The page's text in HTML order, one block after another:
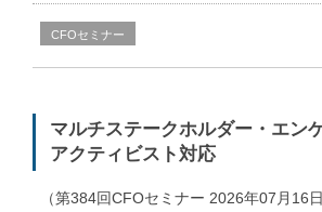
CFOセミナー
マルチステークホルダー・エン
アクティビスト対応
（第384回CFOセミナー 2026年07月16日